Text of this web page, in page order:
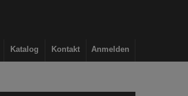
Anmelden
Kontakt
Katalog